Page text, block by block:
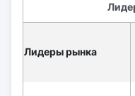
Лидеры рынка